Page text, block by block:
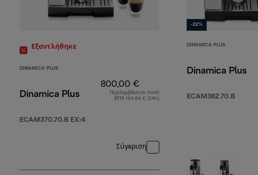
Εξαντλήθηκε
DINAMICA PLUS
Dinamica Plus
ECAM370.70.B EX:4
800,00 €
Περιλαμβάνεται ποσό
ΦΠΑ 154,84 € (24%)
Σύγκριση
-22%
DINAMICA PLUS
Dinamica Plus
ECAM382.70.B